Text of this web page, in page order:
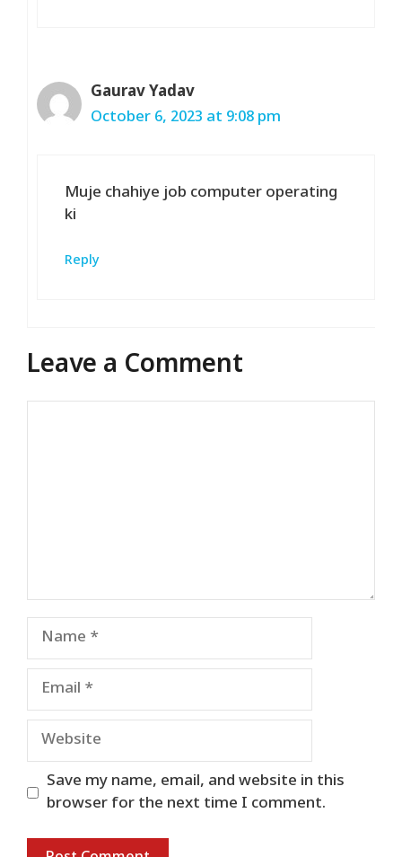
Gaurav Yadav
October 6, 2023 at 9:08 pm
Muje chahiye job computer operating
ki
Reply
Leave a Comment
Name
Email
Website
Save my name, email, and website in this
browser for the next time I comment.